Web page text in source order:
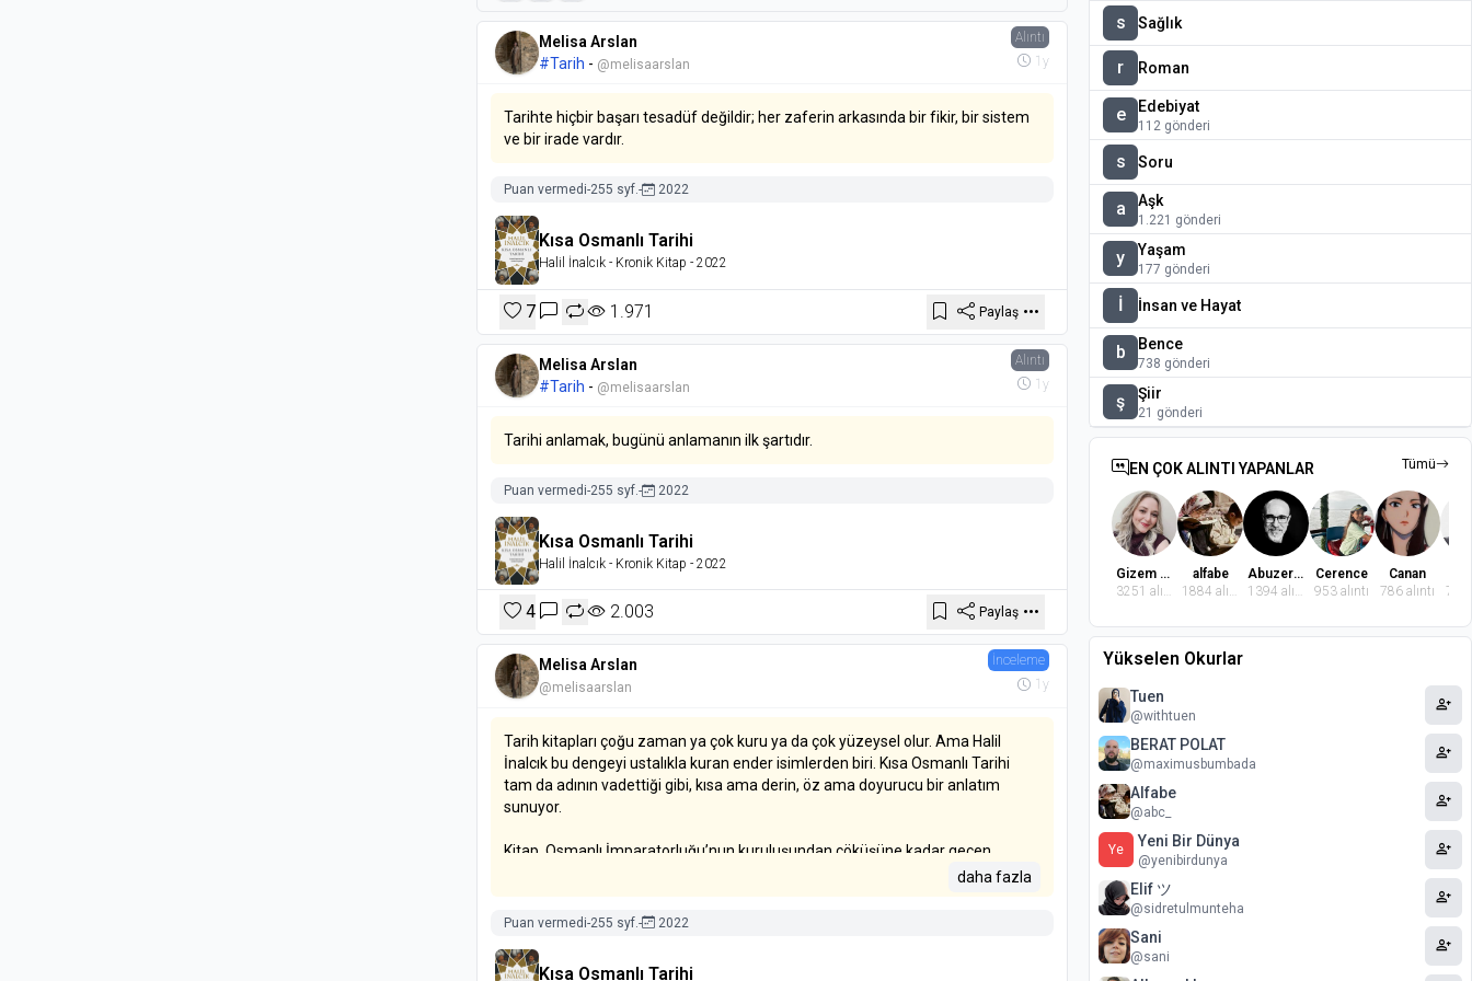
Melisa Arslan
#Tarih - @melisaarslan
Alıntı
1y
Tarihte hiçbir başarı tesadüf değildir; her zaferin arkasında bir fikir, bir sistem
ve bir irade vardır.
Puan vermedi-255 syf.- 2022
Kısa Osmanlı Tarihi
Halil İnalcık - Kronik Kitap - 2022
7 1.971 Paylaş
Melisa Arslan
#Tarih - @melisaarslan
Alıntı
1y
Tarihi anlamak, bugünü anlamanın ilk şartıdır.
Puan vermedi-255 syf.- 2022
Kısa Osmanlı Tarihi
Halil İnalcık - Kronik Kitap - 2022
4 2.003 Paylaş
Melisa Arslan
@melisaarslan
İnceleme
1y
Tarih kitapları çoğu zaman ya çok kuru ya da çok yüzeysel olur. Ama Halil
İnalcık bu dengeyi ustalıkla kuran ender isimlerden biri. Kısa Osmanlı Tarihi
tam da adının vadettiği gibi, kısa ama derin, öz ama doyurucu bir anlatım
sunuyor.
Kitap, Osmanlı İmparatorluğu’nun kuruluşundan çöküşüne kadar geçen
yaklaşık altı yüzyıllık süreci, 128 sayfalık bir metne sığdırıyor. Bu kadar kısa bir
mümkün olduğunu gösteriyor.
Kuruluş dönemindeki uç beylikleri, gaza anlayışı ve Bizans sınırındaki
daha fazla
Puan vermedi-255 syf. - 2022
Kısa Osmanlı Tarihi
s Sağlık
r Roman
e Edebiyat
112 gönderi
s Soru
a Aşk
1.221 gönderi
y Yaşam
177 gönderi
İ İnsan ve Hayat
b Bence
738 gönderi
ş Şiir
21 gönderi
EN ÇOK ALINTI YAPANLAR Tümü
Gizem Dindaroğlu
3251 alıntı
alfabe
1884 alıntı
Abuzer Badem
1394 alıntı
Cerence
953 alıntı
Canan
786 alıntı
769
Yükselen Okurlar
Tuen
@withtuen person_add
BERAT POLAT
@maximusbumbada person_add
Alfabe
@abc_ person_add
Ye Yeni Bir Dünya
@yenibirdunya person_add
Elif ツ
@sidretulmunteha person_add
Sani
@sani person_add